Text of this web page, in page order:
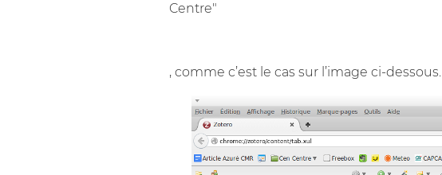
Centre"
, comme c’est le cas sur l’image ci-dessous.